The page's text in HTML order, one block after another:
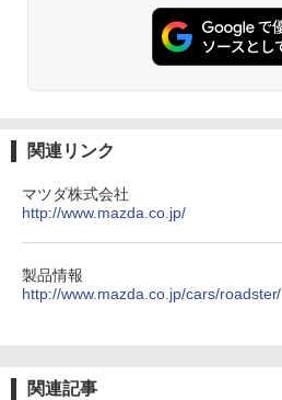
関連リンク
マツダ株式会社
http://www.mazda.co.jp/
製品情報
http://www.mazda.co.jp/cars/roadster/
関連記事